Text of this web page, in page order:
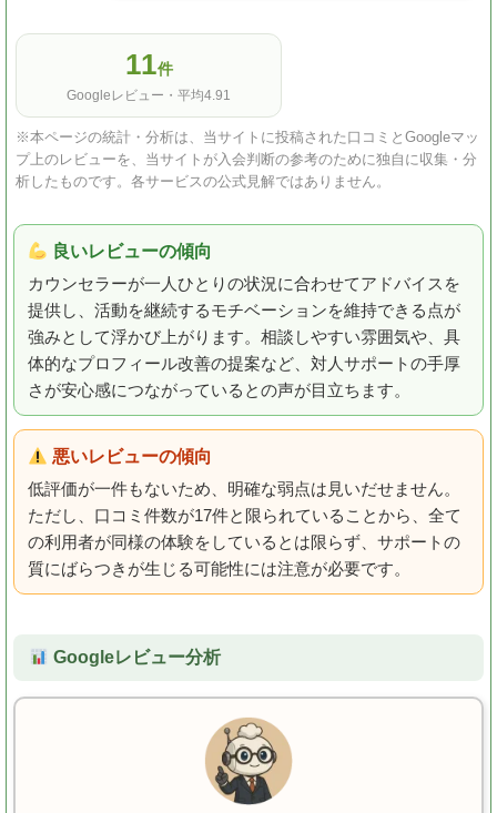
11件
Googleレビュー・平均4.91
※本ページの統計・分析は、当サイトに投稿された口コミとGoogleマッ
プ上のレビューを、当サイトが入会判断の参考のために独自に収集・分
析したものです。各サービスの公式見解ではありません。
良いレビューの傾向
カウンセラーが一人ひとりの状況に合わせてアドバイスを
提供し、活動を継続するモチベーションを維持できる点が
強みとして浮かび上がります。相談しやすい雰囲気や、具
体的なプロフィール改善の提案など、対人サポートの手厚
さが安心感につながっているとの声が目立ちます。
悪いレビューの傾向
低評価が一件もないため、明確な弱点は見いだせません。
ただし、口コミ件数が17件と限られていることから、全て
の利用者が同様の体験をしているとは限らず、サポートの
質にばらつきが生じる可能性には注意が必要です。
Googleレビュー分析